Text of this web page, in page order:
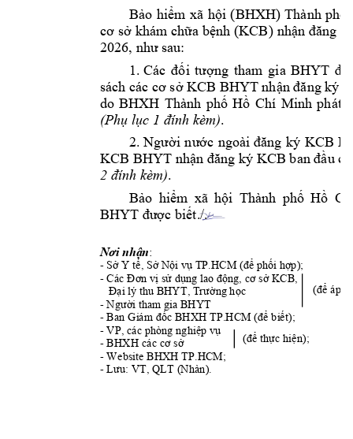
Bảo hiểm xã hội (BHXH) Thành phố
cơ sở khám chữa bệnh (KCB) nhận đăng
2026, như sau:
1. Các đối tượng tham gia BHYT
sách các cơ sở KCB BHYT nhận đăng ký
do BHXH Thành phố Hồ Chí Minh phát
(Phụ lục 1 đính kèm)
2. Người nước ngoài đăng ký KCB
KCB BHYT nhận đăng ký KCB ban đầu
2 đính kèm).
Bảo hiểm xã hội Thành phố Hồ
BHYT được biết./.
Nơi nhận:
- Sở Y tế, Sở Nội vụ TP.HCM (để phối hợp);
- Các Đơn vị sử dụng lao động, cơ sở KCB,
Đại lý thu BHYT, Trường học
- Người tham gia BHYT
- Ban Giám đốc BHXH TP.HCM (để biết);
- VP, các phòng nghiệp vụ
- BHXH các cơ sở
- Website BHXH TP.HCM;
- Lưu: VT, QLT (Nhàn).
(để áp
(để thực hiện);